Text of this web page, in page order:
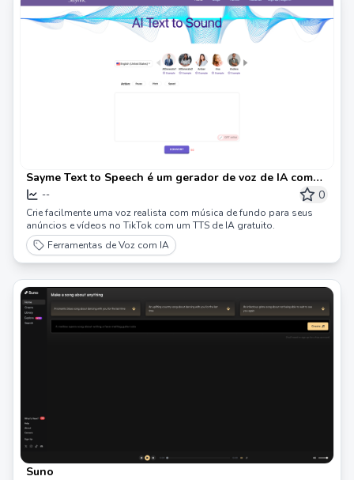
Sayme Text to Speech é um gerador de voz de IA com
emoções realistas.
-- 0
Crie facilmente uma voz realista com música de fundo para seus
anúncios e vídeos no TikTok com um TTS de IA gratuito.
Ferramentas de Voz com IA
Suno